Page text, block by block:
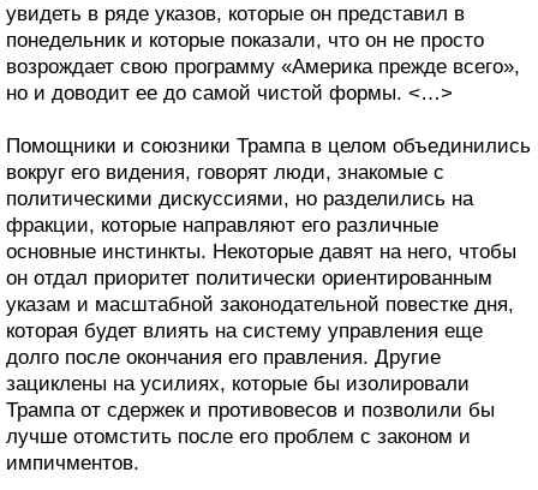
увидеть в ряде указов, которые он представил в
понедельник и которые показали, что он не просто
возрождает свою программу «Америка прежде всего»,
но и доводит ее до самой чистой формы. <…>
Помощники и союзники Трампа в целом объединились
вокруг его видения, говорят люди, знакомые с
политическими дискуссиями, но разделились на
фракции, которые направляют его различные
основные инстинкты. Некоторые давят на него, чтобы
он отдал приоритет политически ориентированным
указам и масштабной законодательной повестке дня,
которая будет влиять на систему управления еще
долго после окончания его правления. Другие
зациклены на усилиях, которые бы изолировали
Трампа от сдержек и противовесов и позволили бы
лучше отомстить после его проблем с законом и
импичментов.